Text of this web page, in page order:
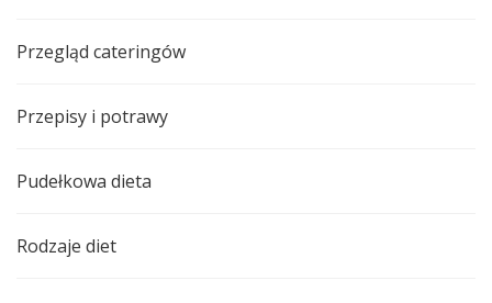
Przegląd cateringów
Przepisy i potrawy
Pudełkowa dieta
Rodzaje diet